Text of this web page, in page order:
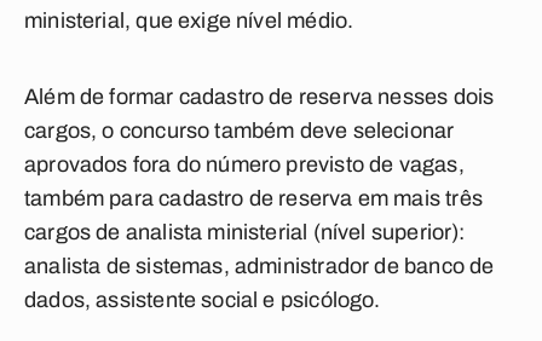
ministerial, que exige nível médio.
Além de formar cadastro de reserva nesses dois
cargos, o concurso também deve selecionar
aprovados fora do número previsto de vagas,
também para cadastro de reserva em mais três
cargos de analista ministerial (nível superior):
analista de sistemas, administrador de banco de
dados, assistente social e psicólogo.